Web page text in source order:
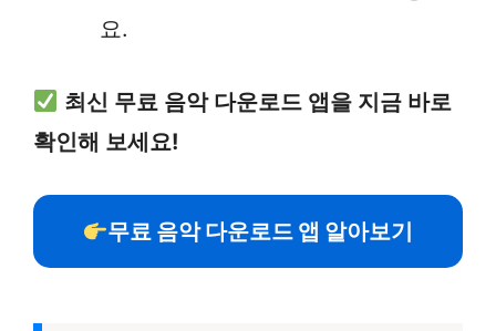
요.
최신 무료 음악 다운로드 앱을 지금 바로
확인해 보세요!
무료 음악 다운로드 앱 알아보기